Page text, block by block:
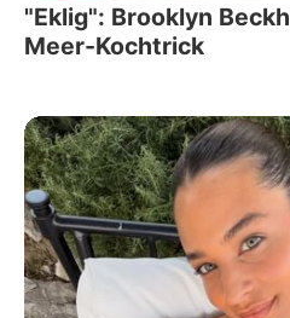
"Eklig": Brooklyn
Meer-Kochtrick